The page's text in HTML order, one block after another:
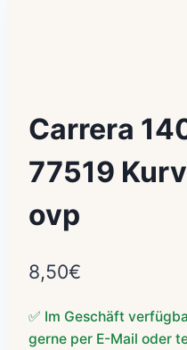
Carrera
77519
ovp
8,50€
✅ Im Geschäft
gerne per E-Mail oder